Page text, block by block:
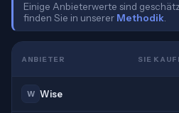
Einige Anbieterwerte sind
finden Sie in unserer Methodik
ANBIETER SIE
W Wise